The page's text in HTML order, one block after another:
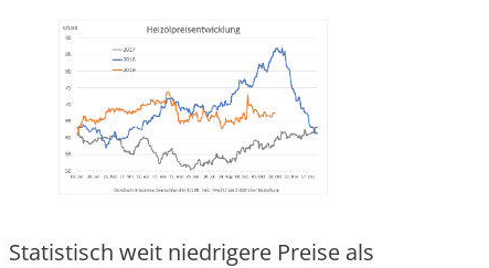
Statistisch weit niedrigere Preise als